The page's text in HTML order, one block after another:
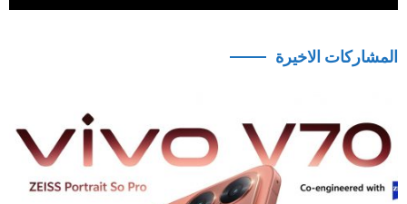
المشاركات الاخيرة